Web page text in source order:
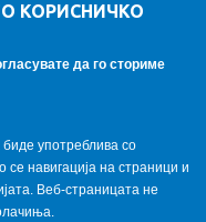
КОРИСНИЧКО
да го сториме
употреблива со
навигација на страници и
Веб-страницата не